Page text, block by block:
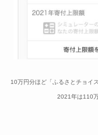
10万円分ほど「ふるさとチョイ
2021年は110